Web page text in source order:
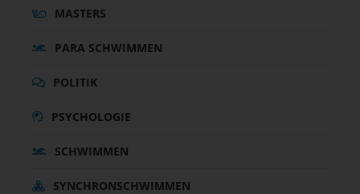
MASTERS
PARA SCHWIMMEN
POLITIK
PSYCHOLOGIE
SCHWIMMEN
SYNCHRONSCHWIMMEN